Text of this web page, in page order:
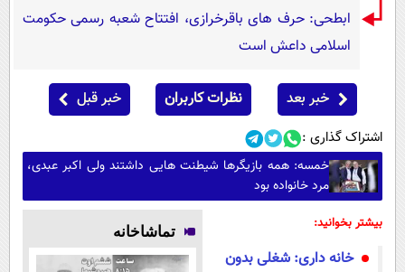
ابطحی: حرف های باقرخرازی، افتتاح شعبه رسمی حکومت
اسلامی داعش است
خبر بعد نظرات کاربران خبر قبل
اشتراک گذاری :
خمسه: همه بازیگرها شیطنت هایی داشتند ولی اکبر عبدی،
مرد خانواده بود
بیشتر بخوانید:
خانه داری: شغلی بدون
تماشاخانه